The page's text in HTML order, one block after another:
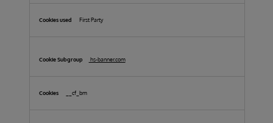
First Party
hs-banner.com
__cf_bm